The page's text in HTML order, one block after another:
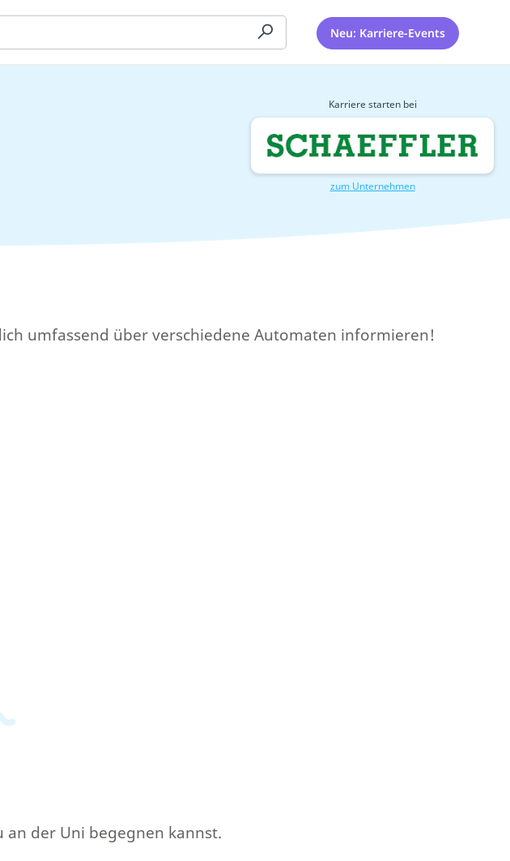
Neu: Karriere-Events
Karriere starten bei
zum Unternehmen
umfassend über verschiedene Automaten informieren!
der Uni begegnen kannst.